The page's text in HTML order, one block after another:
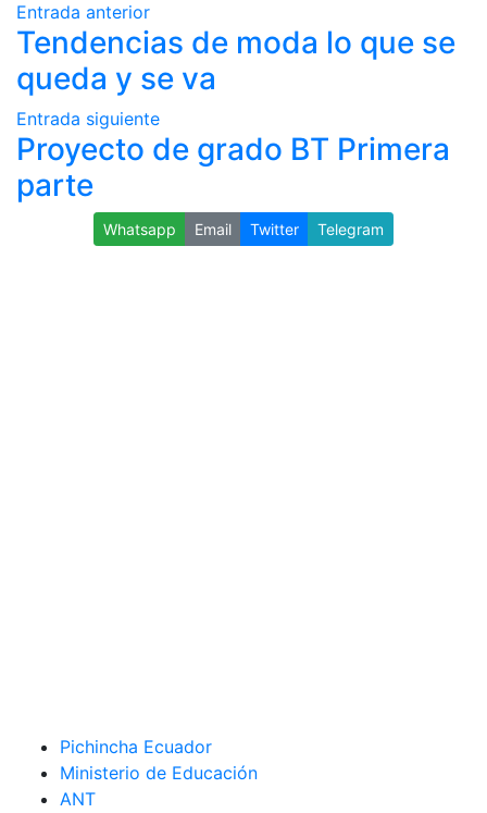
Entrada anterior
Tendencias de moda lo que se
queda y se va
Entrada siguiente
Proyecto de grado BT Primera
parte
Whatsapp Email Twitter Telegram
Pichincha Ecuador
Ministerio de Educación
ANT